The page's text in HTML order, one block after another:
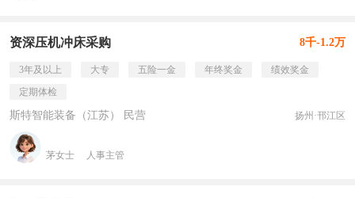
资深压机冲床采购 8千-1.2万
3年及以上 大专 五险一金 年终奖金
绩效奖金
定期体检
斯特智能装备（江苏） 民营 扬州·邗江区
茅女士 人事主管